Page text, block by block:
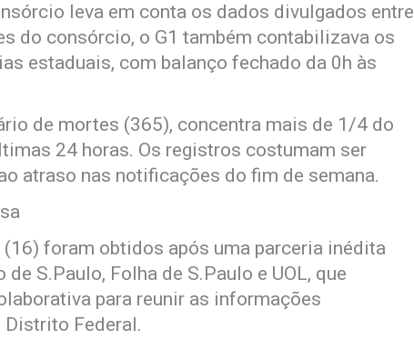
leva em conta os dados divulgados entre
do consórcio, o G1 também contabilizava os
estaduais, com balanço fechado da 0h às
de mortes (365), concentra mais de 1/4 do
24 horas. Os registros costumam ser
atraso nas notificações do fim de semana.
foram obtidos após uma parceria inédita
de S.Paulo, Folha de S.Paulo e UOL, que
para reunir as informações
Federal.